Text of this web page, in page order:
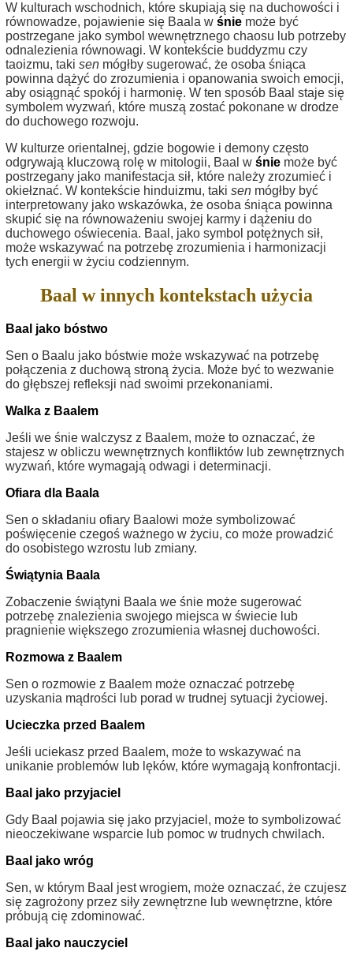
W kulturach wschodnich, które skupiają się na duchowości i
równowadze, pojawienie się Baala w śnie może być
postrzegane jako symbol wewnętrznego chaosu lub potrzeby
odnalezienia równowagi. W kontekście buddyzmu czy
taoizmu, taki sen mógłby sugerować, że osoba śniąca
powinna dążyć do zrozumienia i opanowania swoich emocji,
aby osiągnąć spokój i harmonię. W ten sposób Baal staje się
symbolem wyzwań, które muszą zostać pokonane w drodze
do duchowego rozwoju.
W kulturze orientalnej, gdzie bogowie i demony często
odgrywają kluczową rolę w mitologii, Baal w śnie może być
postrzegany jako manifestacja sił, które należy zrozumieć i
okiełznać. W kontekście hinduizmu, taki sen mógłby być
interpretowany jako wskazówka, że osoba śniąca powinna
skupić się na równoważeniu swojej karmy i dążeniu do
duchowego oświecenia. Baal, jako symbol potężnych sił,
może wskazywać na potrzebę zrozumienia i harmonizacji
tych energii w życiu codziennym.
Baal w innych kontekstach użycia
Baal jako bóstwo
Sen o Baalu jako bóstwie może wskazywać na potrzebę
połączenia z duchową stroną życia. Może być to wezwanie
do głębszej refleksji nad swoimi przekonaniami.
Walka z Baalem
Jeśli we śnie walczysz z Baalem, może to oznaczać, że
stajesz w obliczu wewnętrznych konfliktów lub zewnętrznych
wyzwań, które wymagają odwagi i determinacji.
Ofiara dla Baala
Sen o składaniu ofiary Baalowi może symbolizować
poświęcenie czegoś ważnego w życiu, co może prowadzić
do osobistego wzrostu lub zmiany.
Świątynia Baala
Zobaczenie świątyni Baala we śnie może sugerować
potrzebę znalezienia swojego miejsca w świecie lub
pragnienie większego zrozumienia własnej duchowości.
Rozmowa z Baalem
Sen o rozmowie z Baalem może oznaczać potrzebę
uzyskania mądrości lub porad w trudnej sytuacji życiowej.
Ucieczka przed Baalem
Jeśli uciekasz przed Baalem, może to wskazywać na
unikanie problemów lub lęków, które wymagają konfrontacji.
Baal jako przyjaciel
Gdy Baal pojawia się jako przyjaciel, może to symbolizować
nieoczekiwane wsparcie lub pomoc w trudnych chwilach.
Baal jako wróg
Sen, w którym Baal jest wrogiem, może oznaczać, że czujesz
się zagrożony przez siły zewnętrzne lub wewnętrzne, które
próbują cię zdominować.
Baal jako nauczyciel